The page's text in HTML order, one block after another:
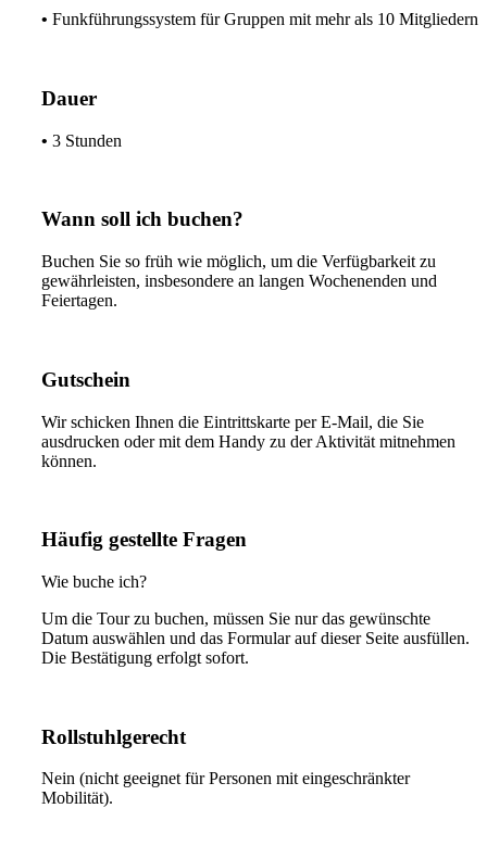
• Funkführungssystem für Gruppen mit mehr als 10 Mitgliedern
Dauer
• 3 Stunden
Wann soll ich buchen?
Buchen Sie so früh wie möglich, um die Verfügbarkeit zu
gewährleisten, insbesondere an langen Wochenenden und
Feiertagen.
Gutschein
Wir schicken Ihnen die Eintrittskarte per E-Mail, die Sie
ausdrucken oder mit dem Handy zu der Aktivität mitnehmen
können.
Häufig gestellte Fragen
Wie buche ich?
Um die Tour zu buchen, müssen Sie nur das gewünschte
Datum auswählen und das Formular auf dieser Seite ausfüllen.
Die Bestätigung erfolgt sofort.
Rollstuhlgerecht
Nein (nicht geeignet für Personen mit eingeschränkter
Mobilität).